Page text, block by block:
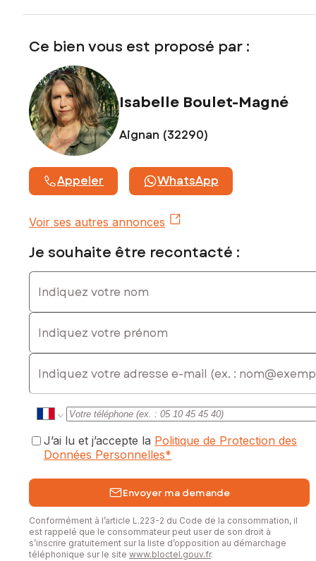
Pyrénées tout en restant près des commodités, ce bien est
exposé sont disponibles sur le site Géorisques :
www.georisques.gouv.fr
Prix de vente : 106 000 €
Honoraires charge vendeur
Contactez votre conseiller SAFTI : Isabelle BOULET-MAGNÉ,
Tél. : 0681891541, E-mail : isabelle.bouletmagne@safti.fr - EI
- Agent commercial immatriculé au RSAC de AUCH sous le
Ce bien vous est proposé par :
Isabelle Boulet-Magné
Aignan (32290)
Appeler WhatsApp
Voir ses autres annonces
Je souhaite être recontacté :
Indiquez votre nom
Indiquez votre prénom
E-mail
J’ai lu et j’accepte la Politique de Protection des
Données Personnelles*
Envoyer ma demande
Conformément à l’article L.223-2 du Code de la consommation, il
est rappelé que le consommateur peut user de son droit à
s’inscrire gratuitement sur la liste d’opposition au démarchage
téléphonique sur le site www.bloctel.gouv.fr.